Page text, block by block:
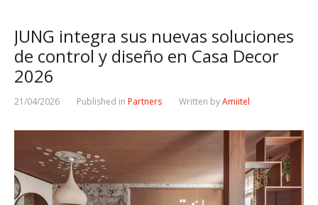
JUNG integra sus nuevas soluciones
de control y diseño en Casa Decor
2026
21/04/2026 Published in Partners Written byAmiitel